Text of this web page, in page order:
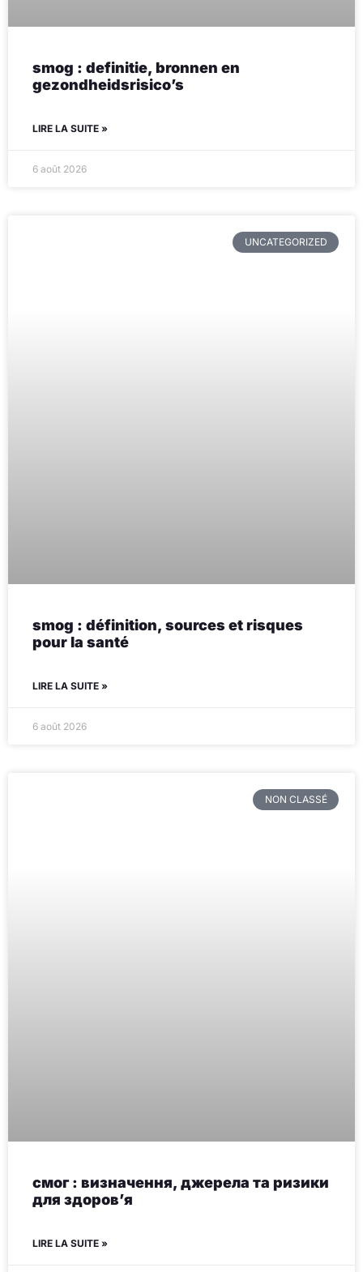
smog : definitie, bronnen en
gezondheidsrisico’s
LIRE LA SUITE »
6 août 2026
UNCATEGORIZED
smog : définition, sources et risques
pour la santé
LIRE LA SUITE »
6 août 2026
NON CLASSÉ
смог : визначення, джерела та ризики
для здоров’я
LIRE LA SUITE »